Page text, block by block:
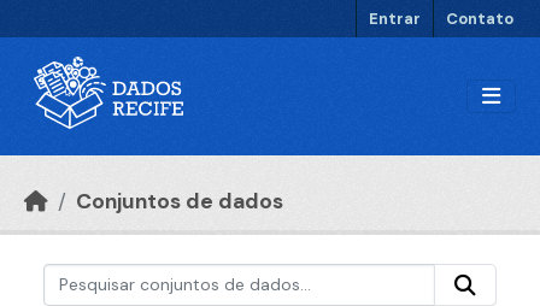
Entrar Contato
Conjuntos de dados